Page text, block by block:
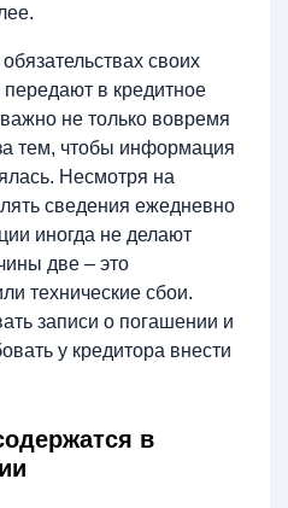
своих
в кредитное
не только вовремя
тем, чтобы информация
Несмотря на
сведения ежедневно
иногда не делают
две – это
технические сбои.
записи о погашении и
у кредитора внести
в